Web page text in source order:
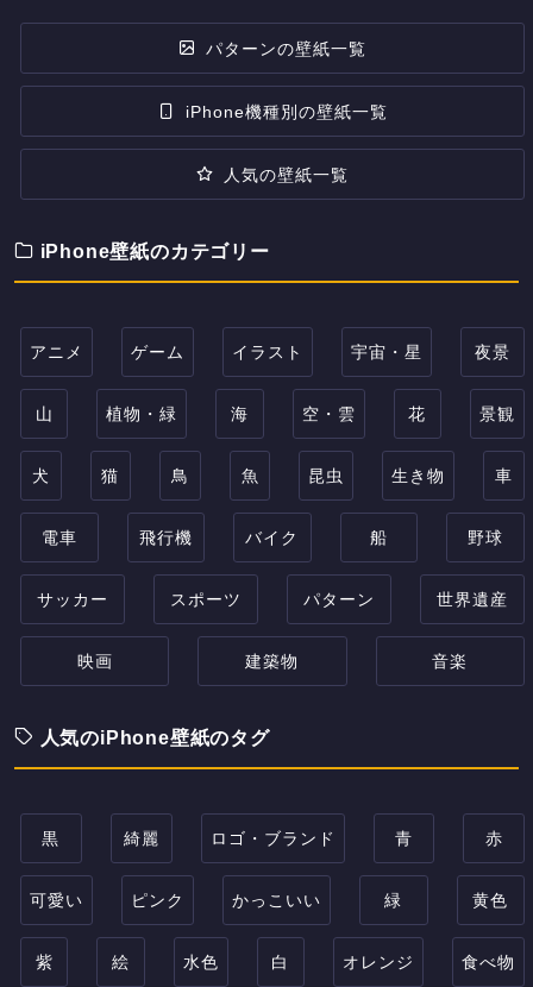
パターンの壁紙一覧
iPhone機種別の壁紙一覧
人気の壁紙一覧
iPhone壁紙のカテゴリー
アニメ ゲーム イラスト 宇宙・星 夜景
山 植物・緑 海 空・雲 花 景観
犬 猫 鳥 魚 昆虫 生き物 車
電車 飛行機 バイク 船 野球
サッカー スポーツ パターン 世界遺産
映画 建築物 音楽
人気のiPhone壁紙のタグ
黒 綺麗 ロゴ・ブランド 青 赤
可愛い ピンク かっこいい 緑 黄色
紫 絵 水色 白 オレンジ 食べ物